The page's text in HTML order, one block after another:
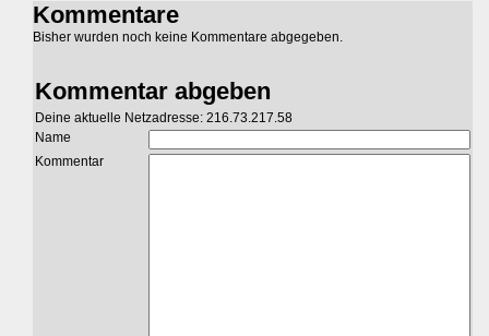
Kommentare
Bisher wurden noch keine Kommentare abgegeben.
Kommentar abgeben
Deine aktuelle Netzadresse: 216.73.217.58
Name
Kommentar